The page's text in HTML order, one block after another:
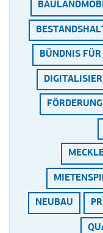
BÜNDNIS
FÖRDERUNG
NEUBAU